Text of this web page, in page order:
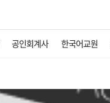
공인회계사 한국어교원